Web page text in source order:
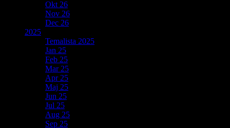
Okt 26
Nov 26
Dec 26
2025
Temalista 2025
Jan 25
Feb 25
Mar 25
Apr 25
Maj 25
Jun 25
Jul 25
Aug 25
Sep 25